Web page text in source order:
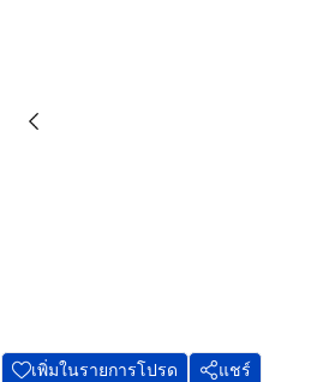
เพิ่มในรายการโปรด แชร์